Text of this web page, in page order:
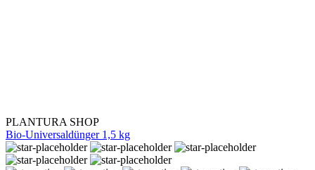
PLANTURA SHOP
Bio-Universaldünger 1,5 kg